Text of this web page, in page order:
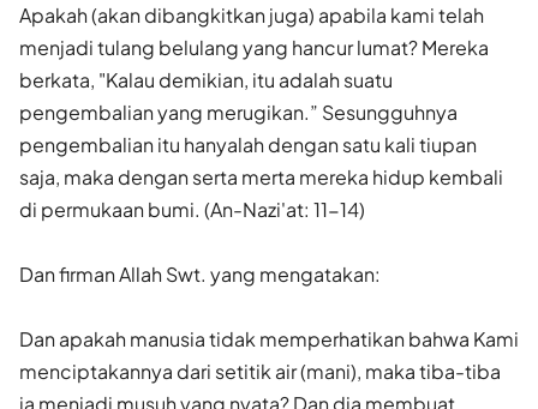
Apakah (akan dibangkitkan juga) apabila kami telah
menjadi tulang belulang yang hancur lumat? Mereka
berkata, "Kalau demikian, itu adalah suatu
pengembalian yang merugikan.” Sesungguhnya
pengembalian itu hanyalah dengan satu kali tiupan
saja, maka dengan serta merta mereka hidup kembali
di permukaan bumi. (An-Nazi'at: 11-14)
Dan firman Allah Swt. yang mengatakan:
Dan apakah manusia tidak memperhatikan bahwa Kami
menciptakannya dari setitik air (mani), maka tiba-tiba
ia menjadi musuh yang nyata? Dan dia membuat